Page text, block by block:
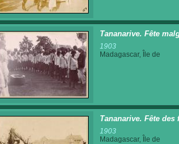
Tananarive. Fête
1903
Madagascar, Île de
Tananarive. Fête des
1903
Madagascar, Île de